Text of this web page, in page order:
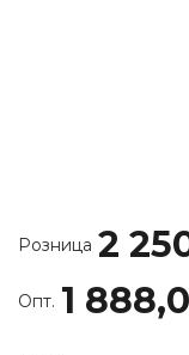
Розница 2
Опт. 1